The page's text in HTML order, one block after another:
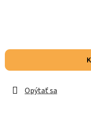
Opýtať sa